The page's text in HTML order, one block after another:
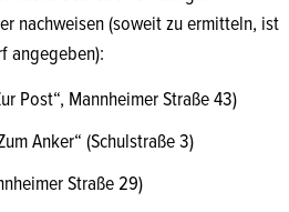
nachweisen (soweit zu ermitteln, ist
angegeben):
Post“, Mannheimer Straße 43)
Anker“ (Schulstraße 3)
Straße 29)